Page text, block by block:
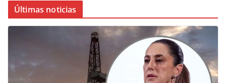
Últimas noticias